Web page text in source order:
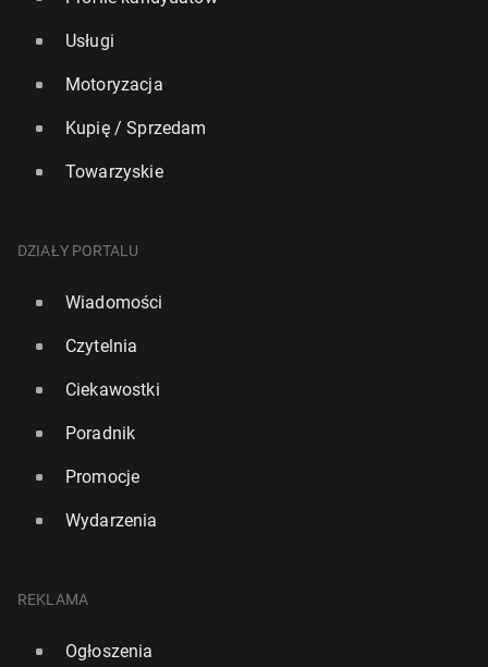
Kevin Costner ujawnił, że księżna Diana pod­ko­chi­
wa­ła się w nim
20 czerwca 2024, 10:00
nowego pod­ca­stu
30 marca 2025, 09:00
Mia­stecz­ko na Majorce oskarża Meghan Markle o
22 lutego 2025, 09:00
Usługi
Motoryzacja
Kupię / Sprzedam
Towarzyskie
DZIAŁY PORTALU
Wiadomości
Czytelnia
Ciekawostki
Poradnik
Promocje
Wydarzenia
REKLAMA
Ogłoszenia